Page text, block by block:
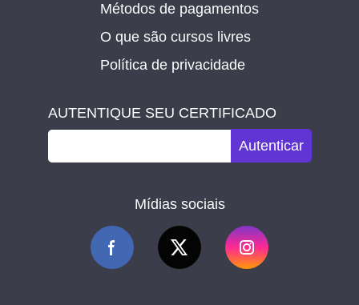
Métodos de pagamentos
O que são cursos livres
Política de privacidade
AUTENTIQUE SEU CERTIFICADO
Autenticar
Mídias sociais